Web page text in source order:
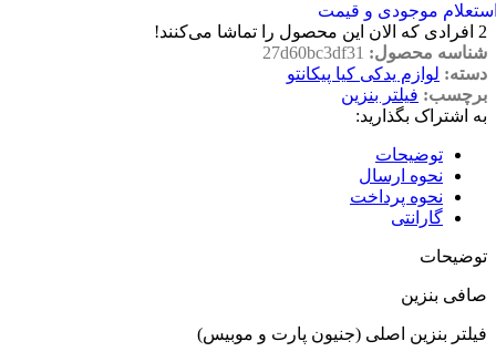
موجودی و قیمت
2 افرادی که الان این محصول را تماشا می‌کنند!
شناسه محصول: 27d60bc3df31
دسته: لوازم یدکی کیا پیکانتو
برچسب: فیلتر بنزین
به اشتراک بگذارید:
توضیحات
نحوه ارسال
نحوه پرداخت
گارانتی
توضیحات
صافی بنزین
فیلتر بنزین اصلی (جنیون پارت و موبیس)